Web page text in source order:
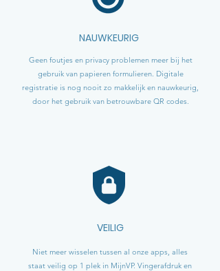
NAUWKEURIG
Geen foutjes en privacy problemen meer bij het
gebruik van papieren formulieren. Digitale
registratie is nog nooit zo makkelijk en nauwkeurig,
door het gebruik van betrouwbare QR codes.
VEILIG
Niet meer wisselen tussen al onze apps, alles
staat veilig op 1 plek in MijnVP. Vingerafdruk en